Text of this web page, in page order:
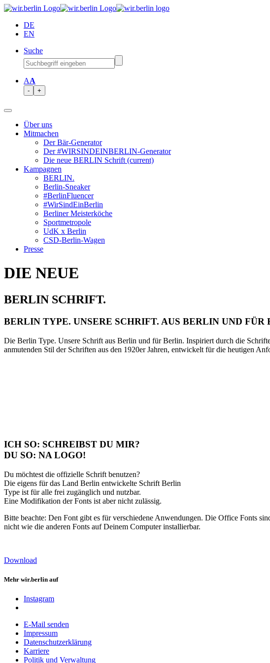
DE
EN
Suche
AA
- +
Über uns
Mitmachen
Der Bär-Generator
Der #WIRSINDEINBERLIN-Generator
Die neue BERLIN Schrift (current)
Kampagnen
BERLIN.
Berlin-Sneaker
#BerlinFluencer
#WirSindEinBerlin
Berliner Meisterköche
Sportmetropole
UdK x Berlin
CSD-Berlin-Wagen
Presse
DIE NEUE
BERLIN SCHRIFT.
BERLIN TYPE. UNSERE SCHRIFT. AUS BERLIN UND FÜR
Die Berlin Type. Unsere Schrift aus Berlin und für Berlin. Inspiriert durch die
anmutenden Stil der Schriften aus den 1920er Jahren, entwickelt für die heutigen
ICH SO: SCHREIBST DU MIR?
DU SO: NA LOGO!
Du möchtest die offizielle Schrift benutzen?
Die eigens für das Land Berlin entwickelte Schrift Berlin
Type ist für alle frei zugänglich und nutzbar.
Eine Modifikation der Fonts ist aber nicht zulässig.
Bitte beachte: Den Font gibt es für verschiedene Anwendungen. Die Office Fonts
nicht wie die anderen Fonts auf Deinem Computer installierbar.
Download
Mehr wir.berlin auf
Instagram
E-Mail senden
Impressum
Datenschutzerklärung
Karriere
Politik und Verwaltung